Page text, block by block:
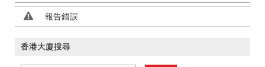
報告錯誤
香港大廈搜尋